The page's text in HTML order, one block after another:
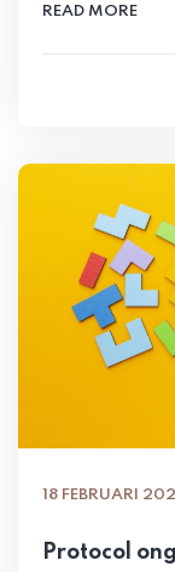
READ MORE
18 FEBRUARI
Protocol